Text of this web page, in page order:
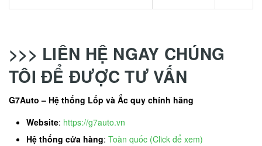
>>> LIÊN HỆ NGAY CHÚNG
TÔI ĐỂ ĐƯỢC TƯ VẤN
G7Auto – Hệ thống Lốp và Ắc quy chính hãng
Website: https://g7auto.vn
Hệ thống cửa hàng: Toàn quốc (Click để xem)